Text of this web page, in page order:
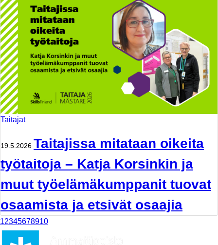
Taitajat
19.5.2026 Taitajissa mitataan oikeita
työtaitoja – Katja Korsinkin ja
muut työelämäkumppanit tuovat
osaamista ja etsivät osaajia
12345678910